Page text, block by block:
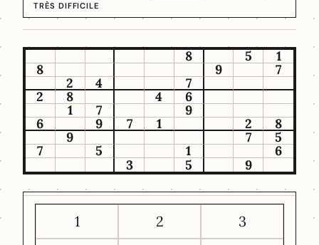
TRÈS DIFFICILE
8 5
1
8
9
7
2
4
7
2
8 4
6
1
7
9
6
9 7 1 2
8
9
7
5
7
5 1
6
3
5 9
1 2
3